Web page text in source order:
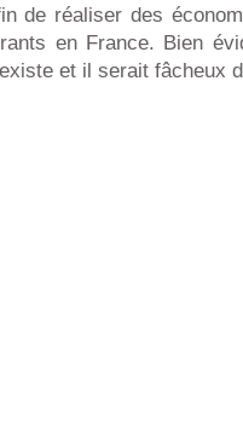
de réaliser des
en France. Bien
et il serait fâcheux